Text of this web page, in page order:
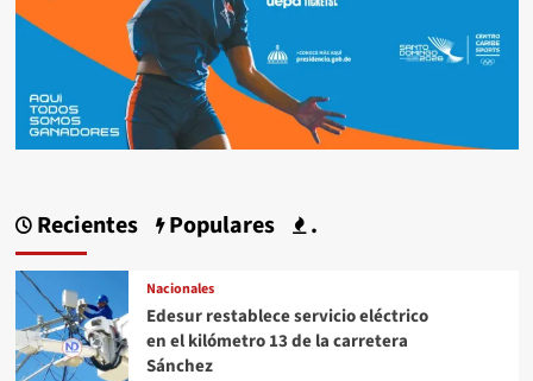
Recientes Populares .
Nacionales
Edesur restablece servicio eléctrico
en el kilómetro 13 de la carretera
Sánchez